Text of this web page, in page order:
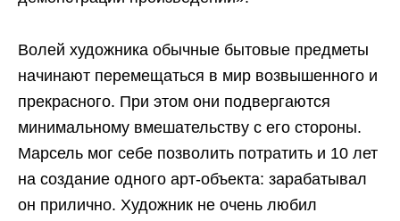
Волей художника обычные бытовые предметы
начинают перемещаться в мир возвышенного и
прекрасного. При этом они подвергаются
минимальному вмешательству с его стороны.
Марсель мог себе позволить потратить и 10 лет
на создание одного арт-объекта: зарабатывал
он прилично. Художник не очень любил